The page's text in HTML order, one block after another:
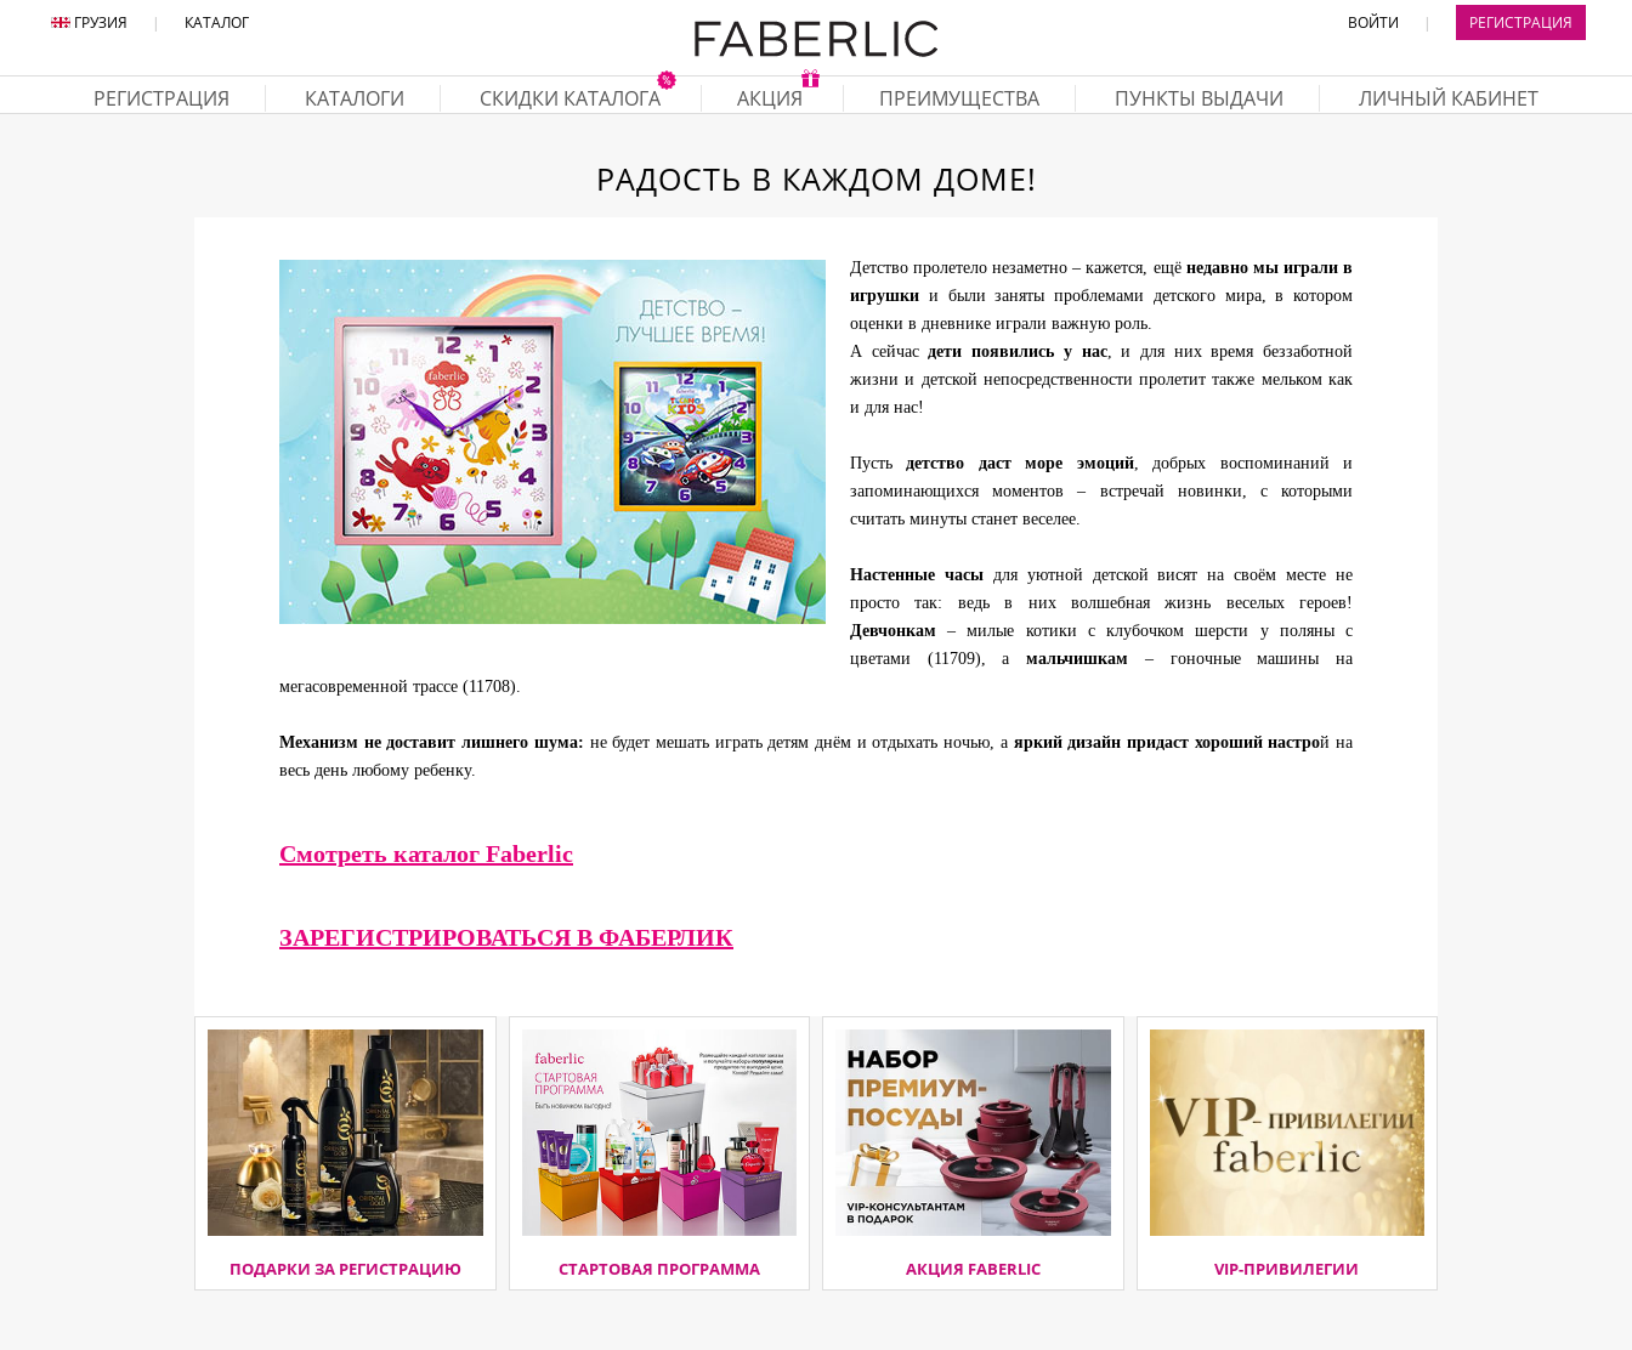
ГРУЗИЯ | КАТАЛОГ ВОЙТИ | РЕГИСТРАЦИЯ
РЕГИСТРАЦИЯ КАТАЛОГИ СКИДКИ КАТАЛОГА АКЦИЯ ПРЕИМУЩЕСТВА ПУНКТЫ ВЫДАЧИ ЛИЧНЫЙ КАБИНЕТ
РАДОСТЬ В КАЖДОМ ДОМЕ!
Детство пролетело незаметно – кажется, ещё недавно мы играли в
игрушки и были заняты проблемами детского мира, в котором
оценки в дневнике играли важную роль.
А сейчасдети появились у нас, и для них время беззаботной
жизни и детской непосредственности пролетит также мельком как
и для нас!
Пустьдетство даст море эмоций, добрых воспоминаний и
запоминающихся моментов – встречай новинки, с которыми
считать минуты станет веселее.
Настенные часыдля уютной детской висят на своём месте не
просто так: ведь в них волшебная жизнь веселых героев!
Девчонкам – милые котики с клубочком шерсти у поляны с
цветами (11709), амальчишкам – гоночные машины на
мегасовременной трассе (11708).
Механизм не доставит лишнего шума: не будет мешать играть детям днём и отдыхать ночью, а яркий дизайн придаст хороший настрой на
весь день любому ребенку.
Смотреть каталог Faberlic
ЗАРЕГИСТРИРОВАТЬСЯ В ФАБЕРЛИК
ПОДАРКИ ЗА РЕГИСТРАЦИЮ СТАРТОВАЯ ПРОГРАММА АКЦИЯ FABERLIC VIP-ПРИВИЛЕГИИ